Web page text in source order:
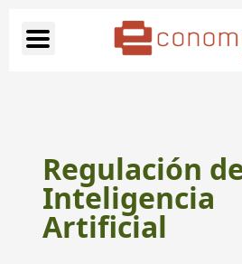
Regulación
Inteligencia
Artificial